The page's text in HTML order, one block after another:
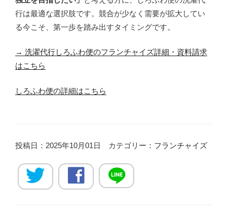
行は最適な選択肢です。競合が少なく需要が拡大してい
る今こそ、第一歩を踏み出すタイミングです。
→ 洗濯代行しろふわ便のフランチャイズ詳細・資料請求
はこちら
しろふわ便の詳細はこちら
投稿日：2025年10月01日 カテゴリー： フランチャイズ